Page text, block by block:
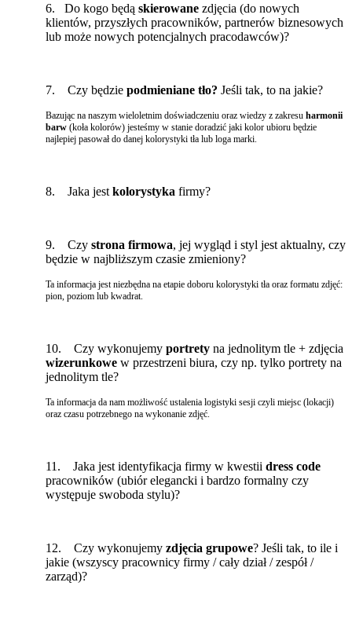
6. Do kogo będą skierowane zdjęcia (do nowych
klientów, przyszłych pracowników, partnerów biznesowych
lub może nowych potencjalnych pracodawców)?
7. Czy będzie podmieniane tło? Jeśli tak, to na jakie?
Bazując na naszym wieloletnim doświadczeniu oraz wiedzy z zakresu harmonii
barw (koła kolorów) jesteśmy w stanie doradzić jaki kolor ubioru będzie
najlepiej pasował do danej kolorystyki tła lub loga marki.
8. Jaka jest kolorystyka firmy?
9. Czy strona firmowa, jej wygląd i styl jest aktualny, czy
będzie w najbliższym czasie zmieniony?
Ta informacja jest niezbędna na etapie doboru kolorystyki tła oraz formatu zdjęć:
pion, poziom lub kwadrat.
10. Czy wykonujemy portrety na jednolitym tle + zdjęcia
wizerunkowe w przestrzeni biura, czy np. tylko portrety na
jednolitym tle?
Ta informacja da nam możliwość ustalenia logistyki sesji czyli miejsc (lokacji)
oraz czasu potrzebnego na wykonanie zdjęć.
11. Jaka jest identyfikacja firmy w kwestii dress code
pracowników (ubiór elegancki i bardzo formalny czy
występuje swoboda stylu)?
12. Czy wykonujemy zdjęcia grupowe? Jeśli tak, to ile i
jakie (wszyscy pracownicy firmy / cały dział / zespół /
zarząd)?